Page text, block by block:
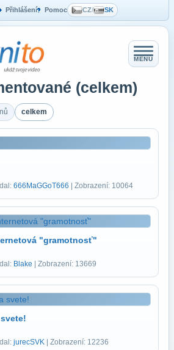
Přihlášení Pomoc CZ/ SK
MENU
(celkem)
celkem
666MaGGoT666 | Zobrazení: 10064
"gramotnosť"
Blake | Zobrazení: 13669
jurecSVK | Zobrazení: 12236